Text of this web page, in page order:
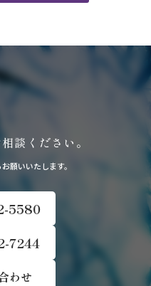
談ください。
願いいたします。
5580
7244
わせ